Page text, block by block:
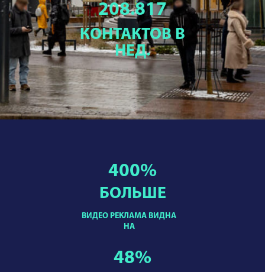
208.817
КОНТАКТОВ В
НЕД.
ВИДЕО РЕКЛАМА ВИДНА
НА
400%
БОЛЬШЕ
48%